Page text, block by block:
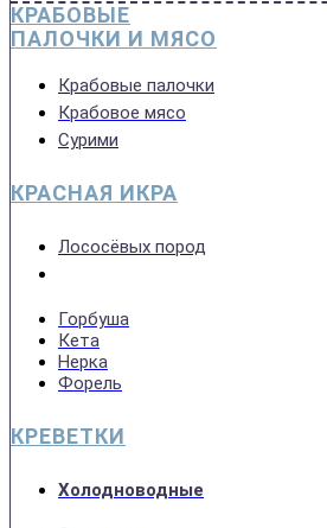
КРАБОВЫЕ
ПАЛОЧКИ И МЯСО
Крабовые палочки
Крабовое мясо
Сурими
КРАСНАЯ ИКРА
Лососёвых пород
Горбуша
Кета
Нерка
Форель
КРЕВЕТКИ
Холодноводные